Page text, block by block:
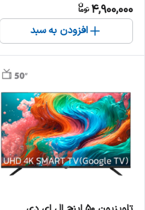
4,900,000
افزودن به سبد